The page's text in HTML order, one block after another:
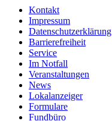
Kontakt
Impressum
Datenschutzerklärung
Barrierefreiheit
Service
Im Notfall
Veranstaltungen
News
Lokalanzeiger
Formulare
Fundbüro